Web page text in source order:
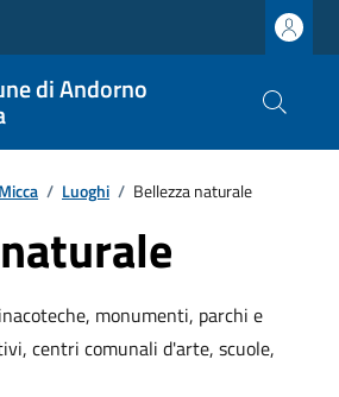
di Andorno
/ Luoghi / Bellezza naturale
monumenti, parchi e
centri comunali d'arte, scuole,